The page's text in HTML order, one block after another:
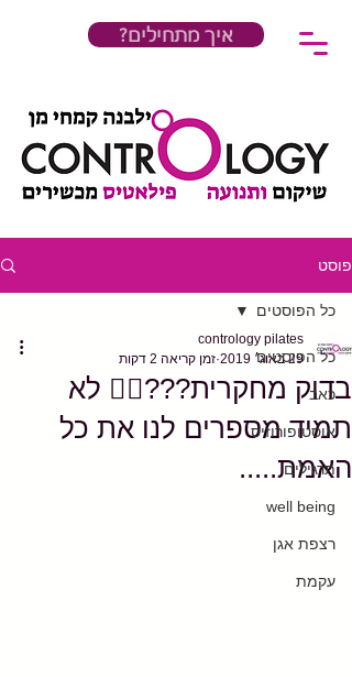
?איך מתחילים
פוסט
כל הפוסטים
כאב
אוסטופורוזיס
תרגילים
well being
רצפת אגן
עקמת
כל הפוסטים
בדוק מחקרית???🤦‍♀️ לא
תמיד מספרים לנו את כל
האמת.....
contrology pilates
29 באוג׳ 2019
זמן קריאה 2 דקות